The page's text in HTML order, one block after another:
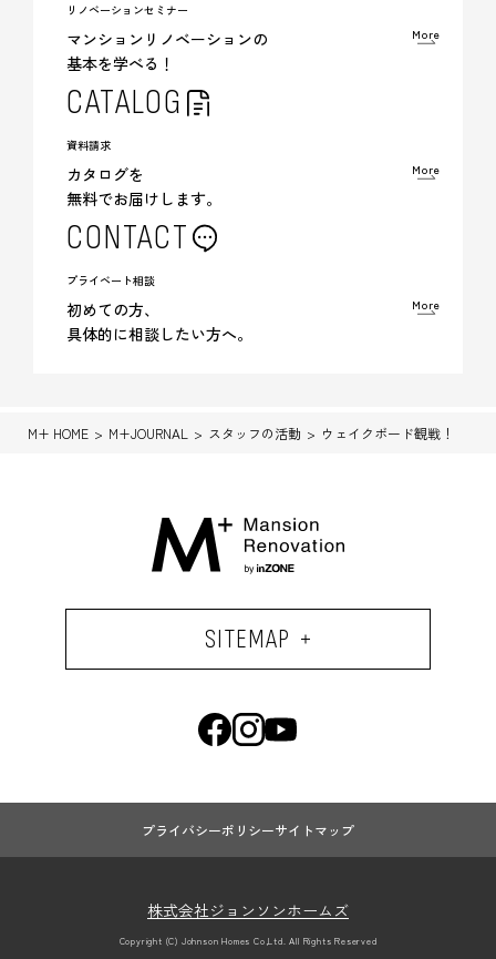
リノベーションセミナー
マンションリノベーションの
基本を学べる！
More
CATALOG
資料請求
カタログを
無料でお届けします。
More
CONTACT
プライベート相談
初めての方、
具体的に相談したい方へ。
More
M+ HOME M+JOURNAL スタッフの活動 ウェイクボード観戦！
SITEMAP
プライバシーポリシーサイトマップ
株式会社ジョンソンホームズ
Copyright (C) Johnson Homes Co,Ltd. All Rights Reserved